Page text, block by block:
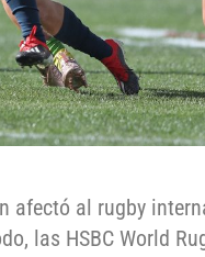
afectó al rugby
las HSBC World